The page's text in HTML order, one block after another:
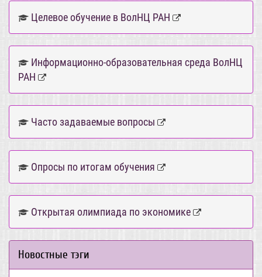
Целевое обучение в ВолНЦ РАН
Информационно-образовательная среда ВолНЦ
РАН
Часто задаваемые вопросы
Опросы по итогам обучения
Открытая олимпиада по экономике
Новостные тэги